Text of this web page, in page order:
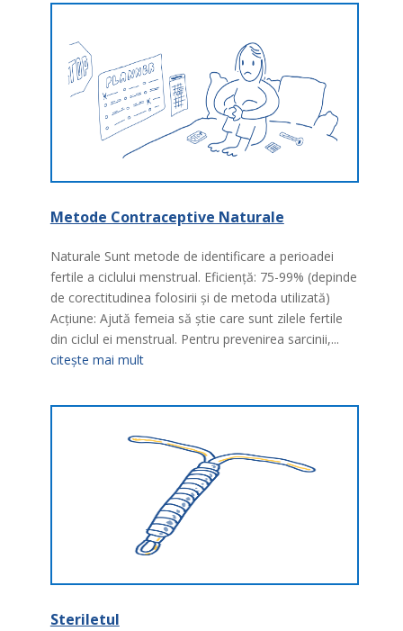
Metode Contraceptive Naturale
Naturale Sunt metode de identificare a perioadei
fertile a ciclului menstrual. Eficienţă: 75-99% (depinde
de corectitudinea folosirii şi de metoda utilizată)
Acţiune: Ajută femeia să ştie care sunt zilele fertile
din ciclul ei menstrual. Pentru prevenirea sarcinii,...
citește mai mult
Steriletul